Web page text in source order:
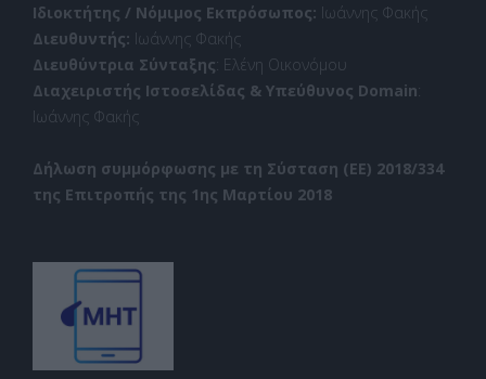
Ιδιοκτήτης / Νόμιμος Εκπρόσωπος: Ιωάννης Φακής
Διευθυντής: Ιωάννης Φακής
Διευθύντρια Σύνταξης: Ελένη Οικονόμου
Διαχειριστής Ιστοσελίδας & Υπεύθυνος Domain:
Ιωάννης Φακής
Δήλωση συμμόρφωσης με τη Σύσταση (ΕΕ) 2018/334
της Επιτροπής της 1ης Μαρτίου 2018